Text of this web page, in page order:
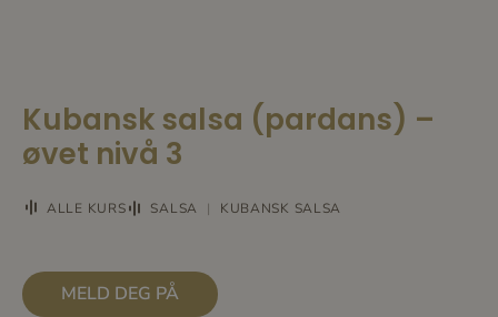
Kubansk salsa (pardans) –
øvet nivå 3
ALLE KURS SALSA | KUBANSK SALSA
MELD DEG PÅ